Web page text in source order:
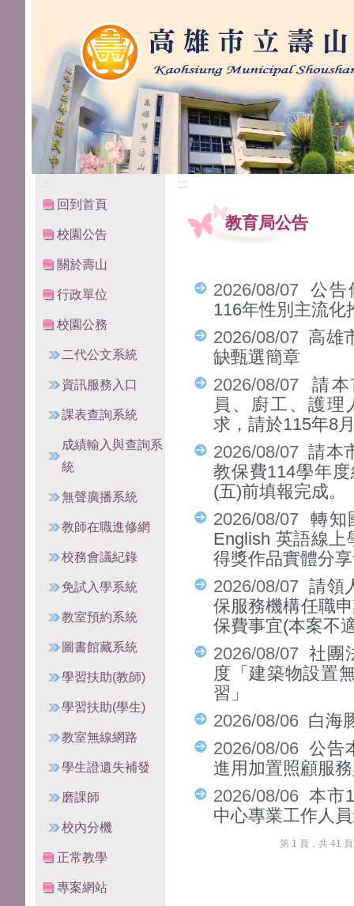
:::
回到首頁
校園公告
關於壽山
行政單位
校園公務
二代公文系統
資訊服務入口
課表查詢系統
成績輸入與查詢系
統
無聲廣播系統
教師在職進修網
校務會議紀錄
免試入學系統
教室預約系統
圖書館藏系統
學習扶助(教師)
學習扶助(學生)
教室無線網路
學生證遺失補發
磨課師
校內分機
正常教學
專案網站
:::
教育局公告
2026/08/07公告
116年性別主流化
2026/08/07 高雄
缺甄選簡章
2026/08/07 請
員、廚工、護理
求，請於115年8
2026/08/07請本
教保費114學年
(五)前填報完成。
2026/08/07轉知
English 英語線上
得獎作品實體分
2026/08/07請領
保服務機構任職
保費事宜(本案不
2026/08/07社團
度「建築物設置
習」
2026/08/06 白海
2026/08/06公告
進用加置照顧服
2026/08/06本市
中心專業工作人
第 1 頁，共 41